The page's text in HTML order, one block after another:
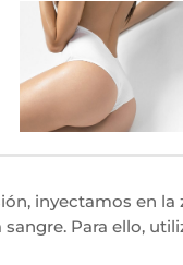
inyectamos en
Para ello,